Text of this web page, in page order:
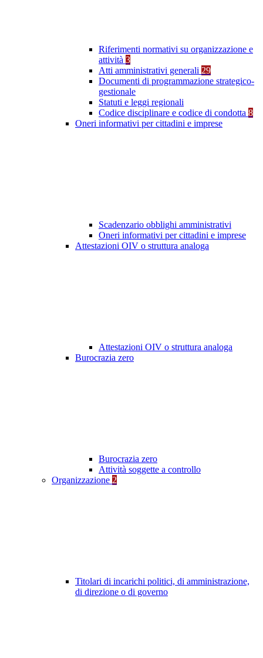
Riferimenti normativi su organizzazione e
attività 3
Atti amministrativi generali 29
Documenti di programmazione strategico-
gestionale
Statuti e leggi regionali
Codice disciplinare e codice di condotta 8
Oneri informativi per cittadini e imprese
Scadenzario obblighi amministrativi
Oneri informativi per cittadini e imprese
Attestazioni OIV o struttura analoga
Attestazioni OIV o struttura analoga
Burocrazia zero
Burocrazia zero
Attività soggette a controllo
Organizzazione 2
Titolari di incarichi politici, di amministrazione,
di direzione o di governo